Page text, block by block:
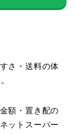
さ・送料の体
額・置き配の
ットスーパー